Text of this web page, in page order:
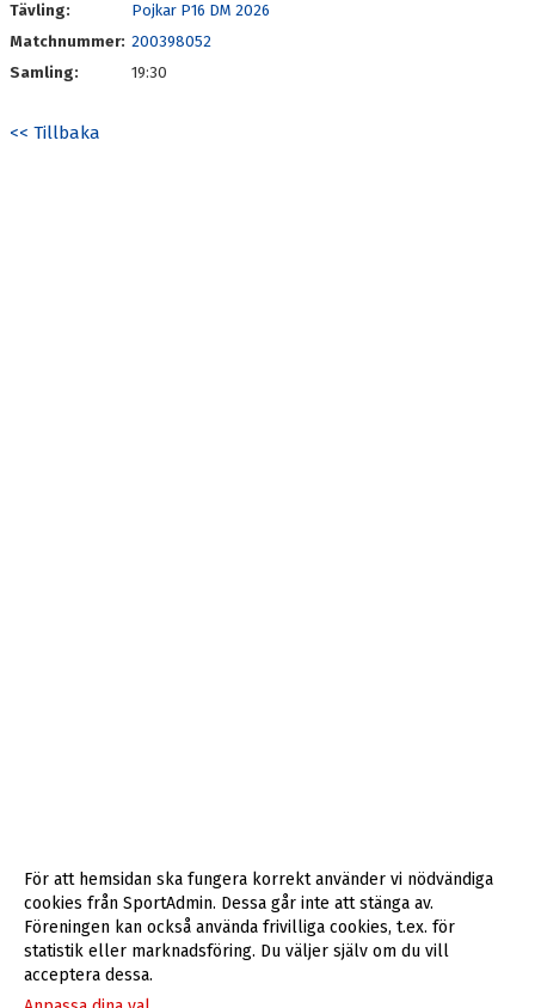
Tävling:
Pojkar P16 DM 2026
Matchnummer: 200398052
Samling:
19:30
<< Tillbaka
För att hemsidan ska fungera korrekt använder vi nödvändiga
cookies från SportAdmin. Dessa går inte att stänga av.
Föreningen kan också använda frivilliga cookies, t.ex. för
statistik eller marknadsföring. Du väljer själv om du vill
acceptera dessa.